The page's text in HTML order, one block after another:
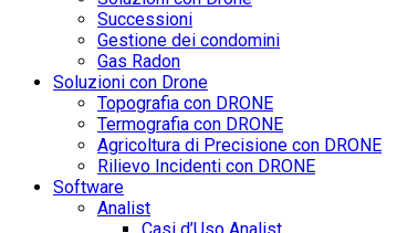
Successioni
Gestione dei condomini
Gas Radon
Soluzioni con Drone
Topografia con DRONE
Termografia con DRONE
Agricoltura di Precisione con DRONE
Rilievo Incidenti con DRONE
Software
Analist